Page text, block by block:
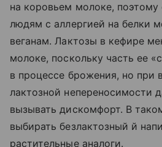
на коровьем молоке, поэтому
людям с аллергией на белки
веганам. Лактозы в кефире
молоке, поскольку часть ее
в процессе брожения, но при
лактозной непереносимости
вызывать дискомфорт. В
выбирать безлактозный й
растительные аналоги.